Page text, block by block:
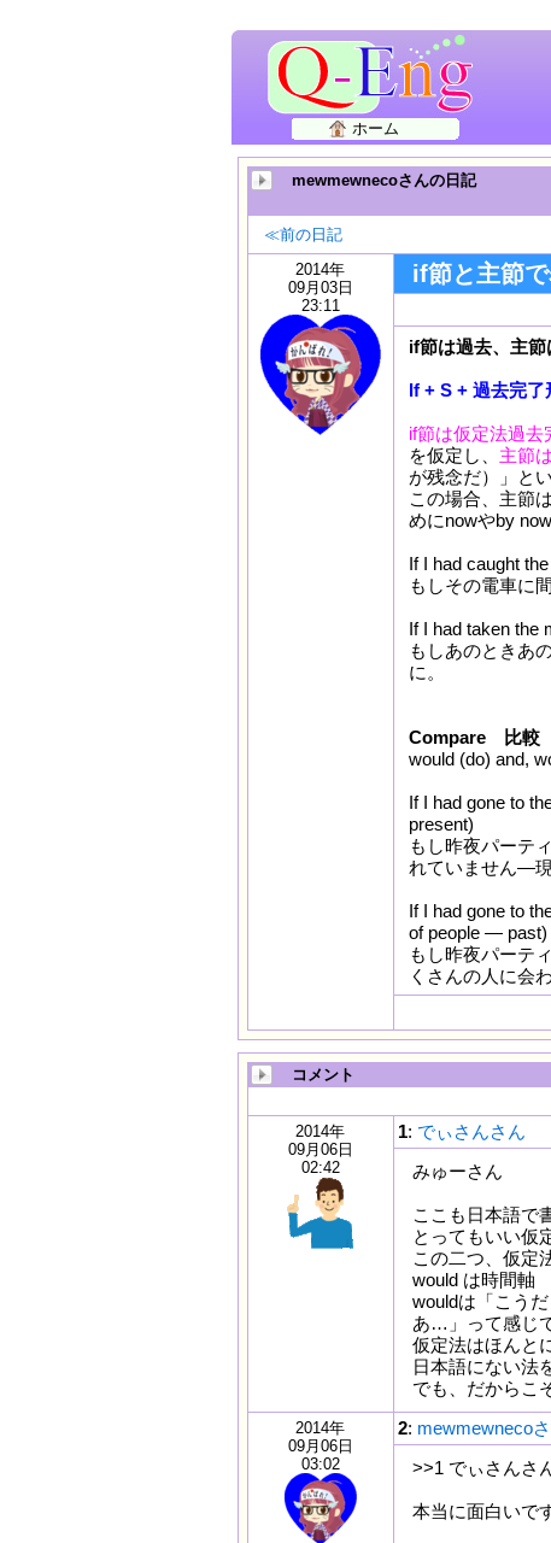
ホーム
mewmewnecoさんの日記
≪前の日記
2014年
09月03日
23:11
if節と主節
if節は過去、主
If + S + 過去完
if節は仮定法過去
を仮定し、 主節
が残念だ）」と
この場合、主節
めにnowやby
If I had caught
もしその電車に
If I had taken the
もしあのときあ
に。
Compare 比較
would (do) and,
If I had gone to
present)
もし昨夜パーテ
れていません—現
If I had gone to
of people — past)
もし昨夜パーテ
くさんの人に会
コメント
2014年
09月06日
02:42
1: でぃさんさん
みゅーさん
ここも日本語で
とってもいい仮
この二つ、仮定
would は時間軸
wouldは「こう
あ…」って感じ
仮定法はほんと
日本語にない法
でも、だからこ
2014年
09月06日
03:02
2: mewmewneco
>>1 でぃさんさ
本当に面白いで